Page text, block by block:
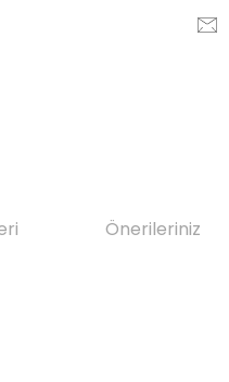
Önerileriniz